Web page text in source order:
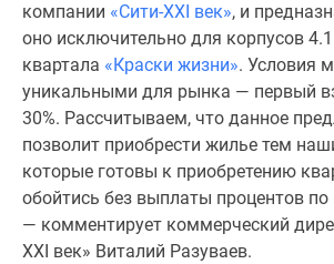
Подмосковья
Студии
компании «Сити-XXI век», и
оно исключительно для корпусов
квартала «Краски жизни». Условия
уникальными для рынка — первый
30%. Рассчитываем, что данное
позволит приобрести жилье тем
которые готовы к приобретению
обойтись без выплаты процентов по
— комментирует коммерческий
XXI век» Виталий Разуваев.